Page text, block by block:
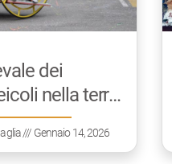
dei
nella terra
/// Gennaio 14, 2026